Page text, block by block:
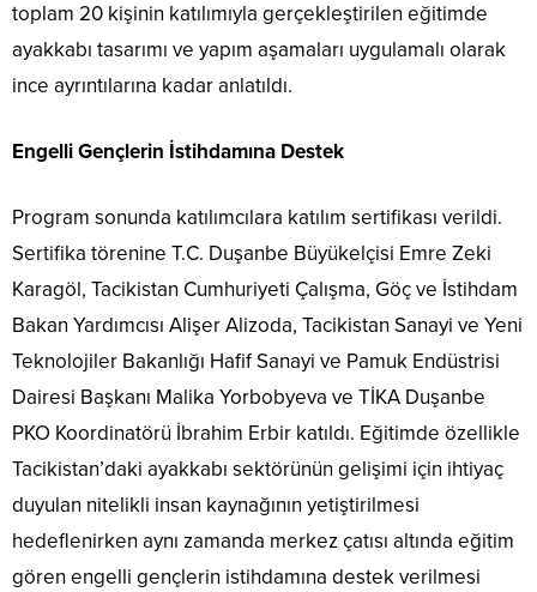
toplam 20 kişinin katılımıyla gerçekleştirilen eğitimde
ayakkabı tasarımı ve yapım aşamaları uygulamalı olarak
ince ayrıntılarına kadar anlatıldı.
Engelli Gençlerin İstihdamına Destek
Program sonunda katılımcılara katılım sertifikası verildi.
Sertifika törenine T.C. Duşanbe Büyükelçisi Emre Zeki
Karagöl, Tacikistan Cumhuriyeti Çalışma, Göç ve İstihdam
Bakan Yardımcısı Alişer Alizoda, Tacikistan Sanayi ve Yeni
Teknolojiler Bakanlığı Hafif Sanayi ve Pamuk Endüstrisi
Dairesi Başkanı Malika Yorbobyeva ve TİKA Duşanbe
PKO Koordinatörü İbrahim Erbir katıldı. Eğitimde özellikle
Tacikistan’daki ayakkabı sektörünün gelişimi için ihtiyaç
duyulan nitelikli insan kaynağının yetiştirilmesi
hedeflenirken aynı zamanda merkez çatısı altında eğitim
gören engelli gençlerin istihdamına destek verilmesi